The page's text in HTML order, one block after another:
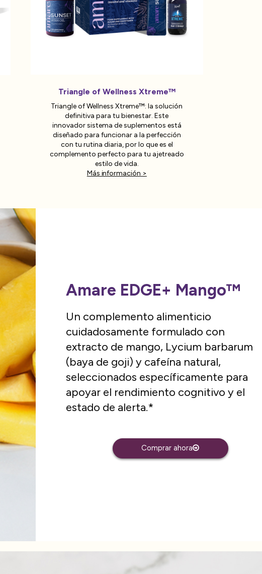
Triangle of Wellness Xtreme™
Triangle of Wellness Xtreme™: la solución
definitiva para tu bienestar. Este
innovador sistema de suplementos está
diseñado para funcionar a la perfección
con tu rutina diaria, por lo que es el
complemento perfecto para tu ajetreado
estilo de vida.
Más información >
Amare EDGE+ Mango™
Un complemento alimenticio
cuidadosamente formulado con
extracto de mango, Lycium barbarum
(baya de goji) y cafeína natural,
seleccionados específicamente para
apoyar el rendimiento cognitivo y el
estado de alerta.*
Comprar ahora